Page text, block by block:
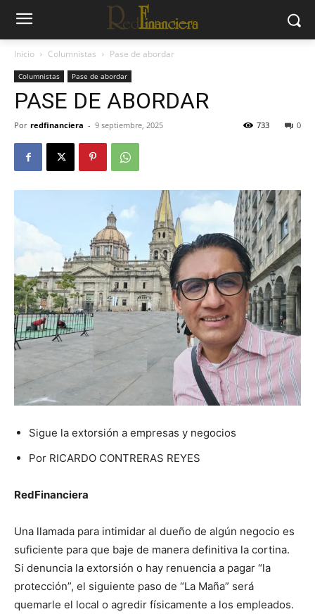
Inicio Columnistas Pase de abordar
Columnistas Pase de abordar
PASE DE ABORDAR
Por redfinanciera - 9 septiembre, 2025 0
733
Sigue la extorsión a empresas y negocios
Por RICARDO CONTRERAS REYES
RedFinanciera
Una llamada para intimidar al dueño de algún negocio es
suficiente para que baje de manera definitiva la cortina.
Si denuncia la extorsión o hay renuencia a pagar “la
protección”, el siguiente paso de “La Maña” será
quemarle el local o agredir físicamente a los empleados.